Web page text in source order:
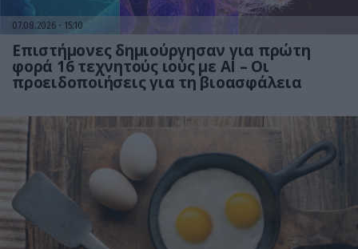
07.08.2026 15:10
Επιστήμονες δημιούργησαν για πρώτη
φορά 16 τεχνητούς ιούς με AI – Οι
προειδοποιήσεις για τη βιοασφάλεια